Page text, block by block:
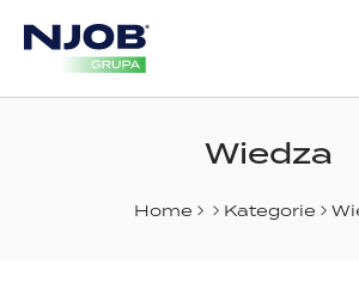
Wiedza
Home Kategorie